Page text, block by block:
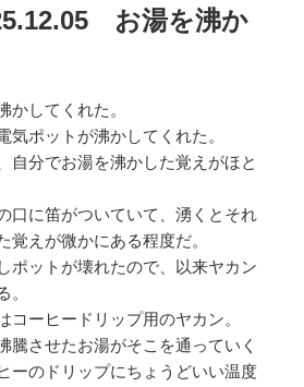
お湯を沸か
かしてくれた。
気ポットが沸かしてくれた。
自分でお湯を沸かした覚えがほと
口に笛がついていて、湧くとそれ
覚えが微かにある程度だ。
ポットが壊れたので、以来ヤカン
。
コーヒードリップ用のヤカン。
騰させたお湯がそこを通っていく
ーのドリップにちょうどいい温度